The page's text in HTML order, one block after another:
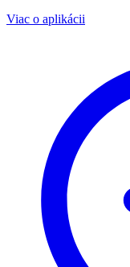
Viac o aplikácii